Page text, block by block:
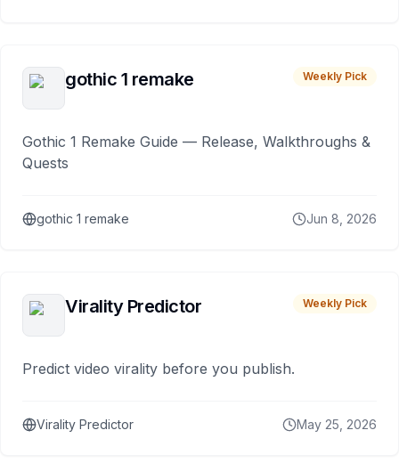
gothic 1 remake Weekly Pick
Gothic 1 Remake Guide — Release, Walkthroughs &
Quests
gothic 1 remake Jun 8, 2026
Virality Predictor Weekly Pick
Predict video virality before you publish.
Virality Predictor May 25, 2026